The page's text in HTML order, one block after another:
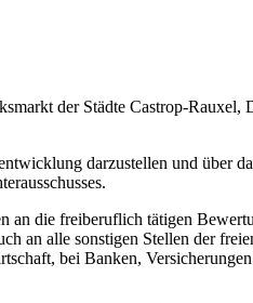
der Städte Castrop-
darzustellen und über
an die freiberuflich tätigen
an alle sonstigen Stellen der
bei Banken,